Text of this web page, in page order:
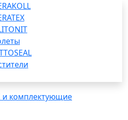
и комплектующие